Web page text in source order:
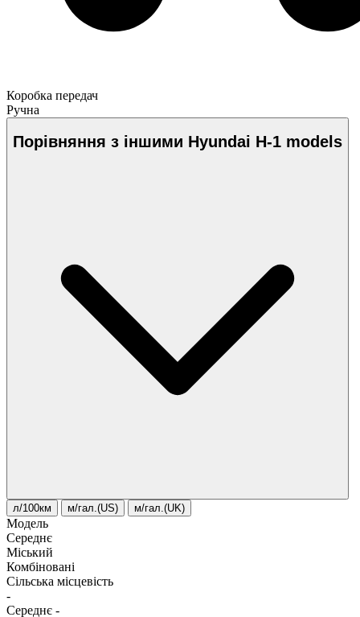
Коробка передач
Ручна
Порівняння з іншими Hyundai H-1 models
л/100км м/гал.(US) м/гал.(UK)
Модель
Середнє
Міський
Комбіновані
Сільська місцевість
-
Середнє -